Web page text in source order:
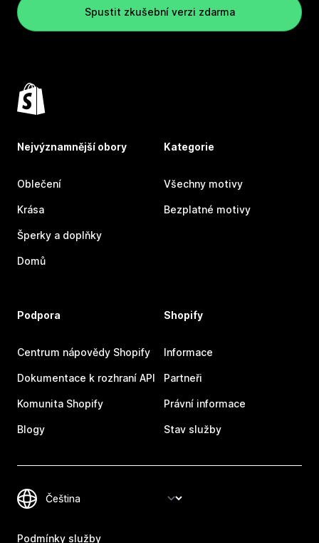
Spustit zkušební verzi zdarma
Nejvýznamnější obory
Oblečení
Krása
Šperky a doplňky
Domů
Kategorie
Všechny motivy
Bezplatné motivy
Podpora
Centrum nápovědy Shopify
Dokumentace k rozhraní API
Komunita Shopify
Blogy
Shopify
Informace
Partneři
Právní informace
Stav služby
Podmínky služby